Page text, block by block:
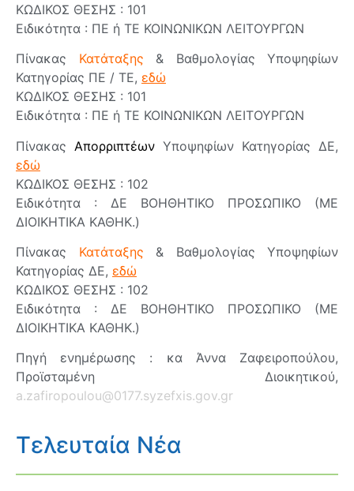
ΚΩΔΙΚΟΣ ΘΕΣΗΣ : 101
Ειδικότητα : ΠΕ ή ΤΕ ΚΟΙΝΩΝΙΚΩΝ ΛΕΙΤΟΥΡΓΩΝ
Πίνακας Κατάταξης & Βαθμολογίας Υποψηφίων
Κατηγορίας ΠΕ / ΤΕ, εδώ
ΚΩΔΙΚΟΣ ΘΕΣΗΣ : 101
Ειδικότητα : ΠΕ ή ΤΕ ΚΟΙΝΩΝΙΚΩΝ ΛΕΙΤΟΥΡΓΩΝ
Πίνακας Απορριπτέων Υποψηφίων Κατηγορίας ΔΕ,
εδώ
ΚΩΔΙΚΟΣ ΘΕΣΗΣ : 102
Ειδικότητα : ΔΕ ΒΟΗΘΗΤΙΚΟ ΠΡΟΣΩΠΙΚΟ (ΜΕ
ΔΙΟΙΚΗΤΙΚΑ ΚΑΘΗΚ.)
Πίνακας Κατάταξης & Βαθμολογίας Υποψηφίων
Κατηγορίας ΔΕ, εδώ
ΚΩΔΙΚΟΣ ΘΕΣΗΣ : 102
Ειδικότητα : ΔΕ ΒΟΗΘΗΤΙΚΟ ΠΡΟΣΩΠΙΚΟ (ΜΕ
ΔΙΟΙΚΗΤΙΚΑ ΚΑΘΗΚ.)
Πηγή ενημέρωσης : κα Άννα Ζαφειροπούλου,
Προϊσταμένη Διοικητικού,
a.zafiropoulou@0177.syzefxis.gov.gr
Τελευταία Νέα